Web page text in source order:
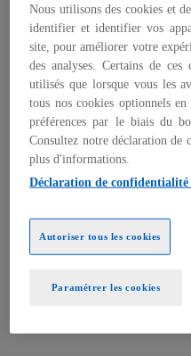
Découvrez
nos
Audit, Conseil,
Fonctions Corporate
Postuler
Nous utilisons des cookies et
identifier et identifier vos
site, pour améliorer votre
des analyses. Certains de
utilisés que lorsque vous les
tous nos cookies optionnels
préférences par le biais du
Consultez notre déclaration
plus d'informations.
Déclaration de confidentialité
Paramétrer les cookies
Autoriser tous les cookies